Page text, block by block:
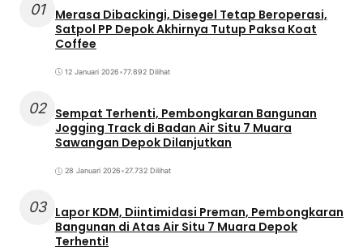
01
Merasa Dibackingi, Disegel Tetap Beroperasi,
Satpol PP Depok Akhirnya Tutup Paksa Koat
Coffee
12 Januari 2026•77.892 Dilihat
02 Sempat Terhenti, Pembongkaran Bangunan
Jogging Track di Badan Air Situ 7 Muara
Sawangan Depok Dilanjutkan
28 Januari 2026•27.732 Dilihat
03 Lapor KDM, Diintimidasi Preman, Pembongkaran
Bangunan di Atas Air Situ 7 Muara Depok
Terhenti!